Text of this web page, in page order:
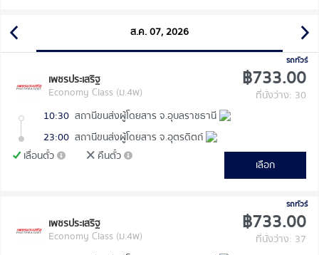
ส.ค. 07, 2026
รถทัวร์
เพชรประเสริฐ
Economy Class (ม.4พ)
฿733.00
ที่นั่งว่าง: 30
10:30 สถานีขนส่งผู้โดยสาร จ.อุบลราชธานี
23:00 สถานีขนส่งผู้โดยสาร จ.อุตรดิตถ์
เลื่อนตั๋ว
คืนตั๋ว
เลือก
รถทัวร์
เพชรประเสริฐ
Economy Class (ม.4พ)
฿733.00
ที่นั่งว่าง: 37